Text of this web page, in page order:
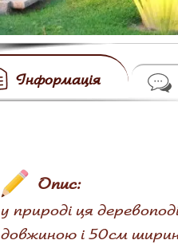
Інформація
Опис:
у природі ця
довжиною і 50см